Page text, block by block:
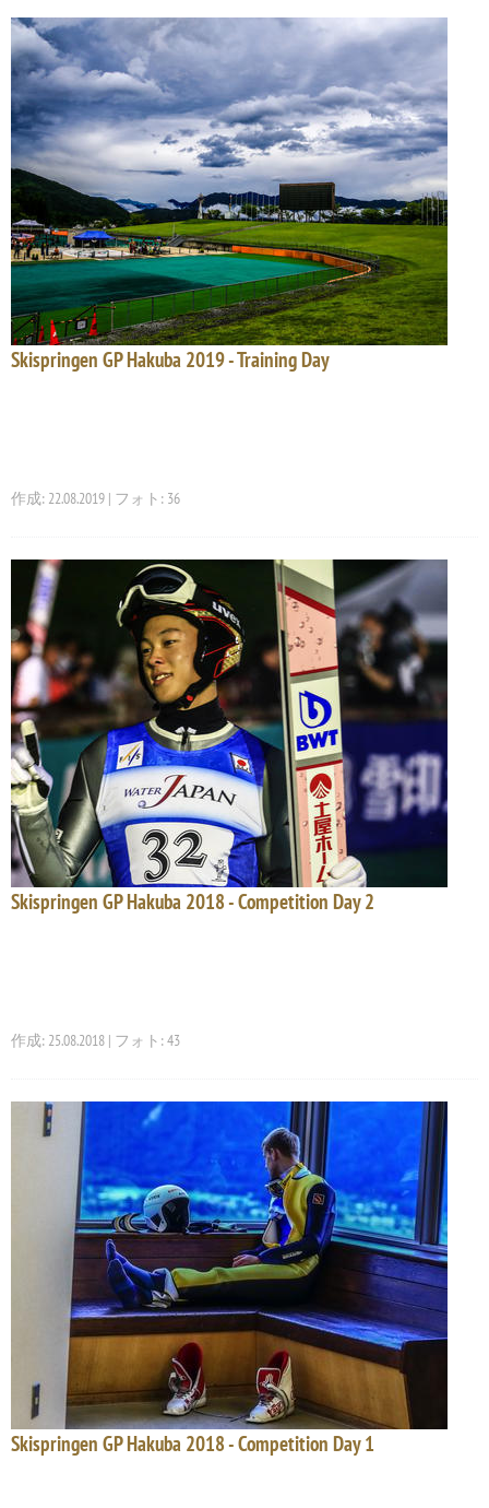
Skispringen GP Hakuba 2019 - Training Day
作成: 22.08.2019 | フォト: 36
Skispringen GP Hakuba 2018 - Competition Day 2
作成: 25.08.2018 | フォト: 43
Skispringen GP Hakuba 2018 - Competition Day 1